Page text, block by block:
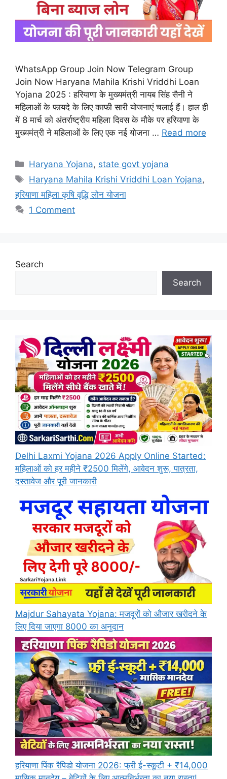
WhatsApp Group Join Now Telegram Group
Join Now Haryana Mahila Krishi Vriddhi Loan
Yojana 2025 : हरियाणा के मुख्यमंत्री नायब सिंह सैनी ने
महिलाओं के फायदे के लिए काफी सारी योजनाएं चलाई हैं। हाल ही
में 8 मार्च को अंतर्राष्ट्रीय महिला दिवस के मौके पर हरियाणा के
मुख्यमंत्री ने महिलाओं के लिए एक नई योजना … Read more
Categories
Haryana Yojana, state govt yojana
Tags
Haryana Mahila Krishi Vriddhi Loan Yojana,
हरियाणा महिला कृषि वृद्धि लोन योजना
1 Comment
Search
Search
Delhi Laxmi Yojana 2026 Apply Online Started:
महिलाओं को हर महीने ₹2500 मिलेंगे, आवेदन शुरू, पात्रता,
दस्तावेज और पूरी जानकारी
Majdur Sahayata Yojana: मजदूरों को औजार खरीदने के
लिए दिया जाएगा 8000 का अनुदान
हरियाणा पिंक रैपिडो योजना 2026: फ्री ई-स्कूटी + ₹14,000